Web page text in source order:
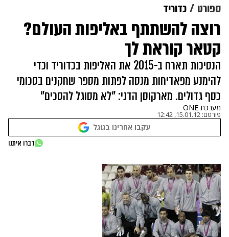
ספורט כדוריד
רוצה להשתתף באליפות העולם?
קטאר קוראת לך
הנסיכות תארח ב-2015 את האליפות בכדוריד וכדי
להימנע מפאדיחות מנסה לפתות מספר שחקנים בסכומי
כסף גדולים. מארקוסן הדני: "לא מסוגל להסכים"
מערכת ONE
פורסם: 15.01.12, 12:42
עקבו אחרינו בגוגל
דברו איתנו